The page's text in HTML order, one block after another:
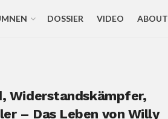
DOSSIER VIDEO ABOUT
Widerstandskämpfer,
– Das Leben von Willy